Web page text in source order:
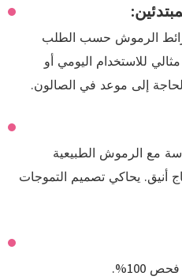
الرموش حسب الطلب
للاستخدام اليومي أو
إلى موعد في الصالون.
مع الرموش الطبيعية
أنيق. يحاكي تصميم التموجات